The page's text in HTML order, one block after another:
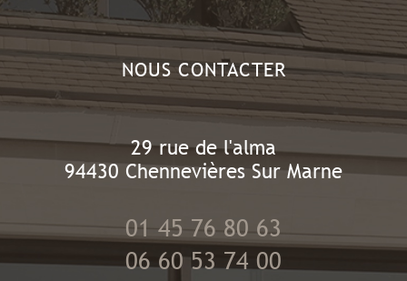
NOUS CONTACTER
29 rue de l'alma
94430 Chennevières Sur Marne
01 45 76 80 63
06 60 53 74 00